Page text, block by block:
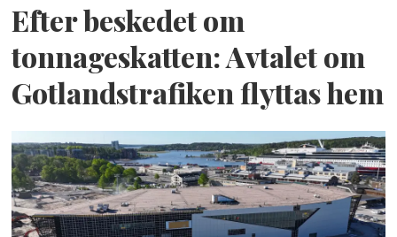
Efter beskedet om
tonnageskatten: Avtalet om
Gotlandstrafiken flyttas hem